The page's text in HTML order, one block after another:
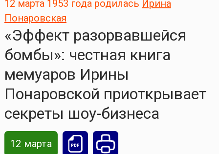
12 марта 1953 года родилась Ирина
Понаровская
«Эффект разорвавшейся
бомбы»: честная книга
мемуаров Ирины
Понаровской приоткрывает
секреты шоу-бизнеса
12 марта